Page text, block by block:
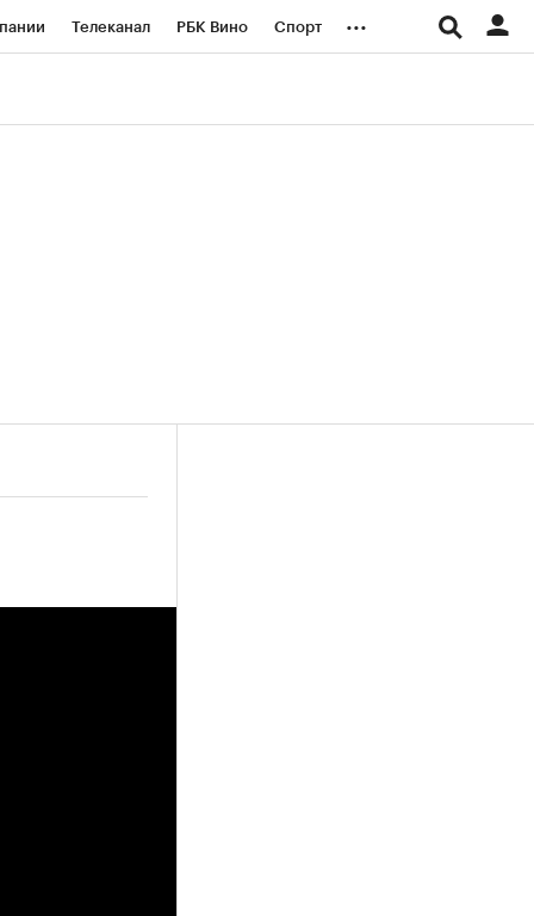
Телеканал РБК Вино Спорт ...